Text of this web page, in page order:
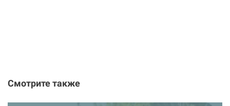
Смотрите также